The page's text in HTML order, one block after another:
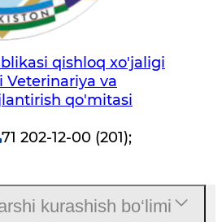
qishloq xo'jaligi
va
qo'mitasi
71 202-12-00 (201);
kurashish bo‘limi